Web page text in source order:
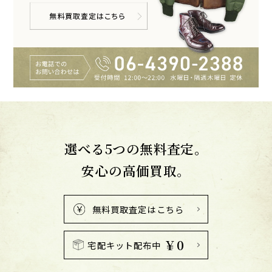
選べる5つの無料査定。
安心の高価買取。
無料買取査定はこちら
宅配キット配布中 ￥0